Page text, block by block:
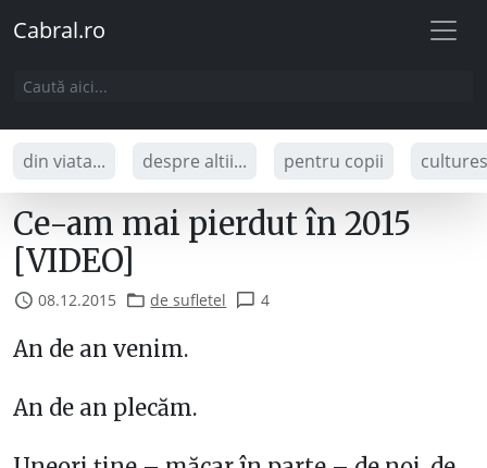
Cabral.ro
din viata... despre altii... pentru copii
Ce-am mai pierdut în 2015
[VIDEO]
08.12.2015 de sufletel 4
An de an venim.
An de an plecăm.